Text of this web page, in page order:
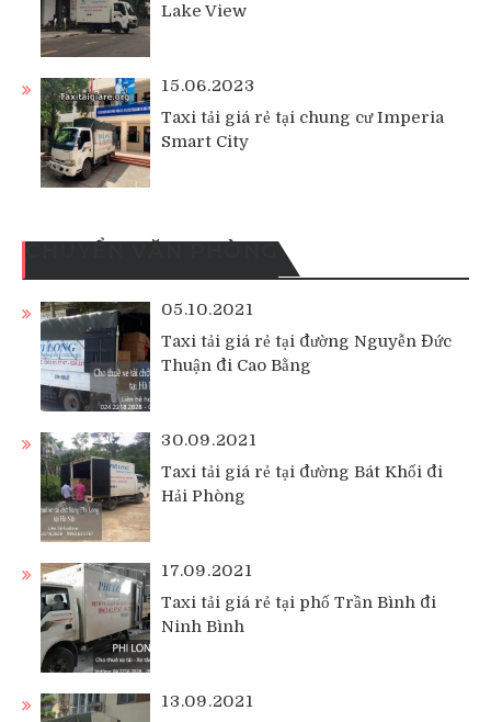
Lake View
15.06.2023
Taxi tải giá rẻ tại chung cư Imperia
Smart City
05.10.2021
Taxi tải giá rẻ tại đường Nguyễn Đức
Thuận đi Cao Bằng
30.09.2021
Taxi tải giá rẻ tại đường Bát Khối đi
Hải Phòng
17.09.2021
Taxi tải giá rẻ tại phố Trần Bình đi
Ninh Bình
13.09.2021